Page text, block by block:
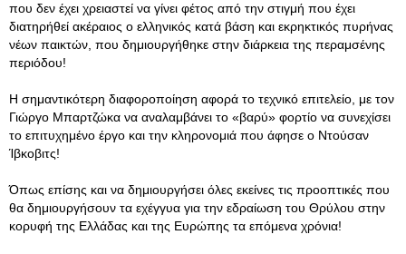
που δεν έχει χρειαστεί να γίνει φέτος από την στιγμή που έχει
διατηρήθεί ακέραιος ο ελληνικός κατά βάση και εκρηκτικός πυρήνας
νέων παικτών, που δημιουργήθηκε στην διάρκεια της περαμσένης
περιόδου!
Η σημαντικότερη διαφοροποίηση αφορά το τεχνικό επιτελείο, με τον
Γιώργο Μπαρτζώκα να αναλαμβάνει το «βαρύ» φορτίο να συνεχίσει
το επιτυχημένο έργο και την κληρονομιά που άφησε ο Ντούσαν
Ίβκοβιτς!
Όπως επίσης και να δημιουργήσει όλες εκείνες τις προοπτικές που
θα δημιουργήσουν τα εχέγγυα για την εδραίωση του Θρύλου στην
κορυφή της Ελλάδας και της Ευρώπης τα επόμενα χρόνια!